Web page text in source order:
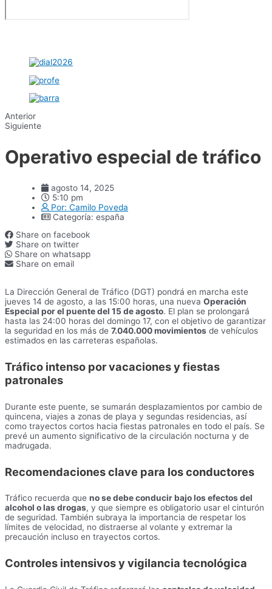
Anterior
Siguiente
Operativo especial de tráfico
agosto 14, 2025
5:10 pm
Por: Camilo Poveda
Categoría: españa
Share on facebook
Share on twitter
Share on whatsapp
Share on email
La Dirección General de Tráfico (DGT) pondrá en marcha este
jueves 14 de agosto, a las 15:00 horas, una nueva Operación
Especial por el puente del 15 de agosto. El plan se prolongará
hasta las 24:00 horas del domingo 17, con el objetivo de garantizar
la seguridad en los más de 7.040.000 movimientos de vehículos
estimados en las carreteras españolas.
Tráfico intenso por vacaciones y fiestas
patronales
Durante este puente, se sumarán desplazamientos por cambio de
quincena, viajes a zonas de playa y segundas residencias, así
como trayectos cortos hacia fiestas patronales en todo el país. Se
prevé un aumento significativo de la circulación nocturna y de
madrugada.
Recomendaciones clave para los conductores
Tráfico recuerda que no se debe conducir bajo los efectos del
alcohol o las drogas, y que siempre es obligatorio usar el cinturón
de seguridad. También subraya la importancia de respetar los
límites de velocidad, no distraerse al volante y extremar la
precaución incluso en trayectos cortos.
Controles intensivos y vigilancia tecnológica